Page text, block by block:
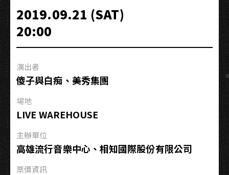
2019
巡
迴
演
雄
2019.09.21 (SAT)
20:00
演出者
傻子與白痴、美秀集團
場地
LIVE WAREHOUSE
主辦單位
高雄流行音樂中心、相知國際股份有限公司
票價資訊